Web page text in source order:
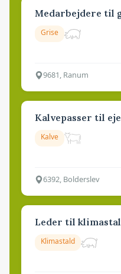
Medarbejdere til
Grise
9681, Ranum
Kalvepasser til
Kalve
6392, Bolderslev
Leder til
Klimastald